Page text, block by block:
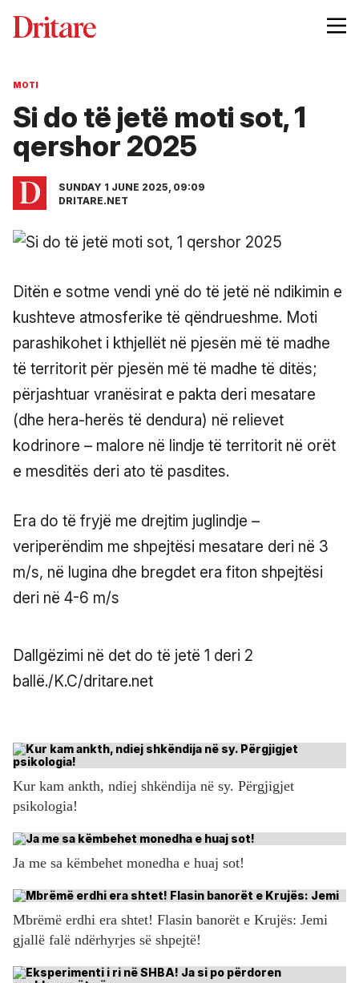
MOTI
Si do të jetë moti sot, 1
qershor 2025
SUNDAY 1 JUNE 2025, 09:09
DRITARE.NET
Ditën e sotme vendi ynë do të jetë në ndikimin e
kushteve atmosferike të qëndrueshme. Moti
parashikohet i kthjellët në pjesën më të madhe
të territorit për pjesën më të madhe të ditës;
përjashtuar vranësirat e pakta deri mesatare
(dhe hera-herës të dendura) në relievet
kodrinore – malore në lindje të territorit në orët
e mesditës deri ato të pasdites.
Era do të fryjë me drejtim juglindje –
veriperëndim me shpejtësi mesatare deri në 3
m/s, në lugina dhe bregdet era fiton shpejtësi
deri në 4-6 m/s
Dallgëzimi në det do të jetë 1 deri 2
ballë./K.C/dritare.net
Kur kam ankth, ndiej shkëndija në sy. Përgjigjet
psikologia!
Ja me sa këmbehet monedha e huaj sot!
Mbrëmë erdhi era shtet! Flasin banorët e Krujës: Jemi
gjallë falë ndërhyrjes së shpejtë!